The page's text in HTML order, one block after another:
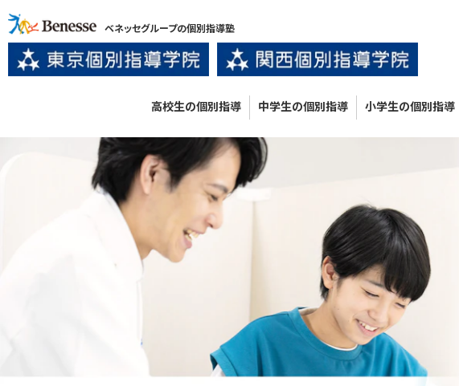
ベネッセグループの個別指導塾
高校生の個別指導 中学生の個別指導 小学生の個別指導